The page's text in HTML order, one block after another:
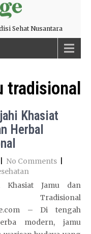
Sehat Nusantara
tradisional
Khasiat
Herbal
No Comments
Khasiat Jamu dan
Tradisional
– Di tengah
modern, jamu